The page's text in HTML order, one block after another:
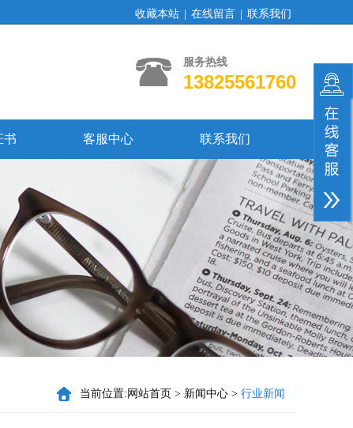
收藏本站 在线留言 联系我们
服务热线
13825561760
书 客服中心 联系我们
当前位置: 网站首页 > 新闻中心 > 行业新闻